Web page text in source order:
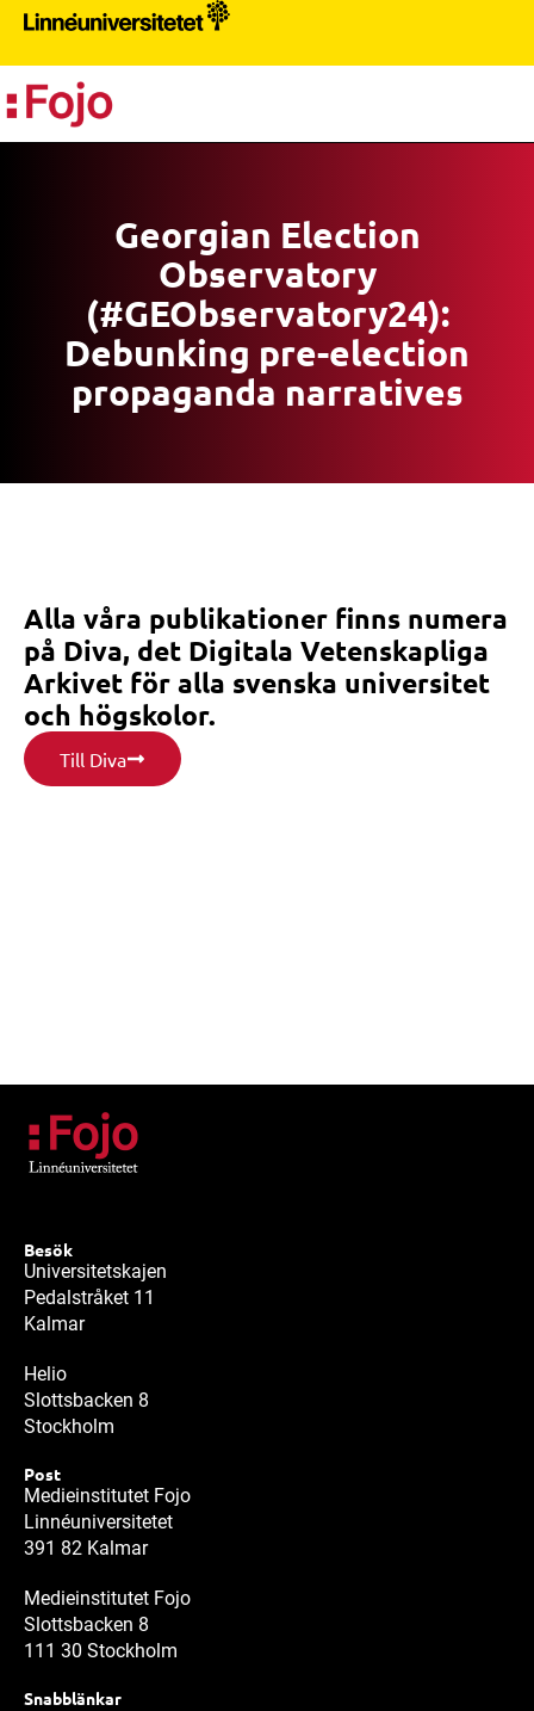
Georgian Election
Observatory
(#GEObservatory24):
Debunking pre-election
propaganda narratives
Alla våra publikationer finns numera
på Diva, det Digitala Vetenskapliga
Arkivet för alla svenska universitet
och högskolor.
Till Diva
Besök
Universitetskajen
Pedalstråket 11
Kalmar
Helio
Slottsbacken 8
Stockholm
Post
Medieinstitutet Fojo
Linnéuniversitetet
391 82 Kalmar
Medieinstitutet Fojo
Slottsbacken 8
111 30 Stockholm
Snabblänkar